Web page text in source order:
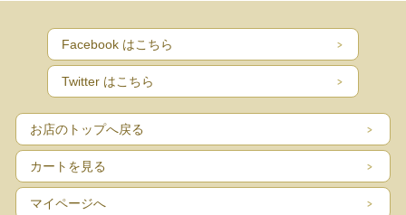
Facebook はこちら
Twitter はこちら
お店のトップへ戻る
カートを見る
マイページへ